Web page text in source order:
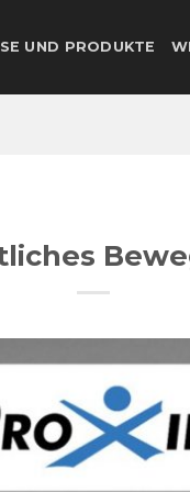
UND PRODUKTE